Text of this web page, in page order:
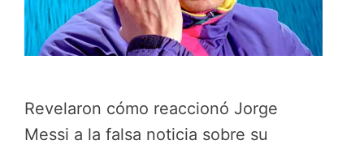
Revelaron cómo reaccionó Jorge
Messi a la falsa noticia sobre su